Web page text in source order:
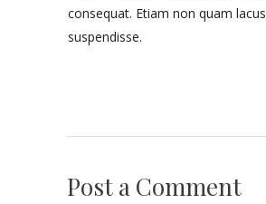
consequat. Etiam non quam lacus
suspendisse.
Post a Comment